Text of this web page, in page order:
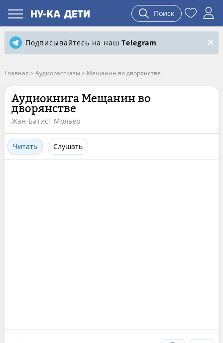
Поиск
Подписывайтесь на нашTelegram
Главная > Аудиорассказы > Мещанин во дворянстве
Аудиокнига Мещанин во
дворянстве
Жан-Батист Мольер
Читать Слушать